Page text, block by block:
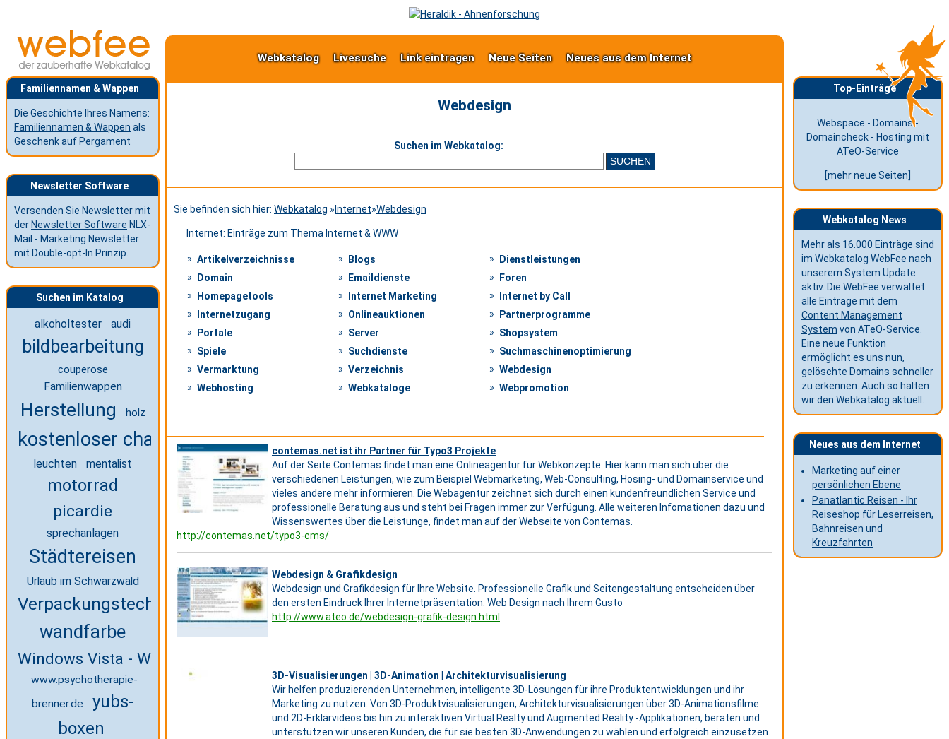
Familiennamen & Wappen
Die Geschichte Ihres Namens:
Familiennamen & Wappen als
Geschenk auf Pergament
Newsletter Software
Versenden Sie Newsletter mit
der Newsletter Software NLX-
Mail - Marketing Newsletter
mit Double-opt-In Prinzip.
Suchen im Katalog
alkoholtester audi
bildbearbeitung
couperose
Familienwappen
Herstellung holz
kostenloser chat
leuchten mentalist
motorrad
picardie
sprechanlagen
Städtereisen
Urlaub im Schwarzwald
Verpackungstechnik Studium
wandfarbe
Windows Vista - Windows 2000 - Windows XP
www.psychotherapie-
brenner.de
yubs-
boxen
Webkatalog Livesuche Link eintragen Neue Seiten Neues aus dem Internet
Webdesign
Suchen im Webkatalog:
Sie befinden sich hier: Webkatalog » Internet»Webdesign
Internet: Einträge zum Thema Internet & WWW
Artikelverzeichnisse Blogs
Dienstleistungen
Domain
Emaildienste
Foren
Homepagetools
Internet Marketing
Internet by Call
Internetzugang
Onlineauktionen
Partnerprogramme
Portale
Server
Shopsystem
Spiele
Suchdienste
Suchmaschinenoptimierung
Vermarktung
Verzeichnis
Webdesign
Webhosting
Webkataloge Webpromotion
contemas.net ist ihr Partner für Typo3 Projekte
Auf der Seite Contemas findet man eine Onlineagentur für Webkonzepte. Hier kann man sich über die
verschiedenen Leistungen, wie zum Beispiel Webmarketing, Web-Consulting, Hosing- und Domainservice und
vieles andere mehr informieren. Die Webagentur zeichnet sich durch einen kundenfreundlichen Service und
professionelle Beratung aus und steht bei Fragen immer zur Verfügung. Alle weiteren Infomationen dazu und
Wissenswertes über die Leistunge, findet man auf der Webseite von Contemas.
http://contemas.net/typo3-cms/
Webdesign & Grafikdesign
Webdesign und Grafikdesign für Ihre Website. Professionelle Grafik und Seitengestaltung entscheiden über
den ersten Eindruck Ihrer Internetpräsentation. Web Design nach Ihrem Gusto
http://www.ateo.de/webdesign-grafik-design.html
3D-Visualisierungen | 3D-Animation | Architekturvisualisierung
Wir helfen produzierenden Unternehmen, intelligente 3D-Lösungen für ihre Produktentwicklungen und ihr
Marketing zu nutzen. Von 3D-Produktvisualisierungen, Architekturvisualisierungen über 3D-Animationsfilme
und 2D-Erklärvideos bis hin zu interaktiven Virtual Realty und Augmented Reality -Applikationen, beraten und
unterstützen wir unseren Kunden, die für sie besten 3D-Anwendungen zu wählen und erfolgreich einzusetzen.
Top-Einträge
Webspace - Domains -
Domaincheck - Hosting mit
ATeO-Service
[mehr neue Seiten]
Webkatalog News
Mehr als 16.000 Einträge sind
im Webkatalog WebFee nach
unserem System Update
aktiv. Die WebFee verwaltet
alle Einträge mit dem
Content Management
System von ATeO-Service.
Eine neue Funktion
ermöglicht es uns nun,
gelöschte Domains schneller
zu erkennen. Auch so halten
wir den Webkatalog aktuell.
Neues aus dem Internet
Marketing auf einer
persönlichen Ebene
Panatlantic Reisen - Ihr
Reiseshop für Leserreisen,
Bahnreisen und
Kreuzfahrten